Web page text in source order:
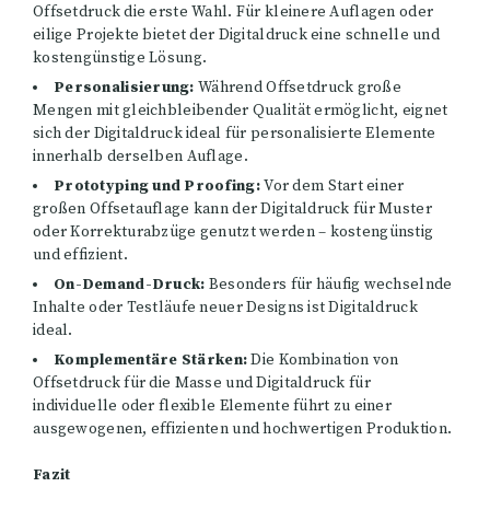
Offsetdruck die erste Wahl. Für kleinere Auflagen oder
eilige Projekte bietet der Digitaldruck eine schnelle und
kostengünstige Lösung.
Personalisierung: Während Offsetdruck große
Mengen mit gleichbleibender Qualität ermöglicht, eignet
sich der Digitaldruck ideal für personalisierte Elemente
innerhalb derselben Auflage.
Prototyping und Proofing:Vor dem Start einer
großen Offsetauflage kann der Digitaldruck für Muster
oder Korrekturabzüge genutzt werden – kostengünstig
und effizient.
On-Demand-Druck: Besonders für häufig wechselnde
Inhalte oder Testläufe neuer Designs ist Digitaldruck
ideal.
Komplementäre Stärken:Die Kombination von
Offsetdruck für die Masse und Digitaldruck für
individuelle oder flexible Elemente führt zu einer
ausgewogenen, effizienten und hochwertigen Produktion.
Fazit